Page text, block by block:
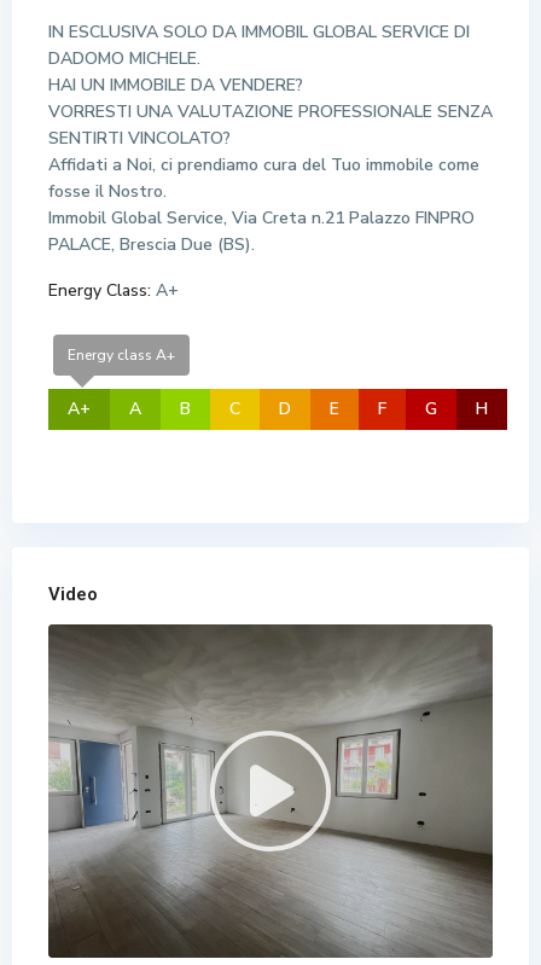
IN ESCLUSIVA SOLO DA IMMOBIL GLOBAL SERVICE DI
DADOMO MICHELE.
HAI UN IMMOBILE DA VENDERE?
VORRESTI UNA VALUTAZIONE PROFESSIONALE SENZA
SENTIRTI VINCOLATO?
Affidati a Noi, ci prendiamo cura del Tuo immobile come
fosse il Nostro.
Immobil Global Service, Via Creta n.21 Palazzo FINPRO
PALACE, Brescia Due (BS).
Energy Class: A+
Energy class A+
A+ A B C D E F G H
Video